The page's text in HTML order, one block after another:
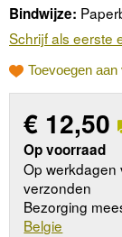
Bindwijze:
Schrijf als eerste
Toevoegen
€ 12,50
Op voorraad
Op werkdagen
verzonden
Bezorging
Belgie